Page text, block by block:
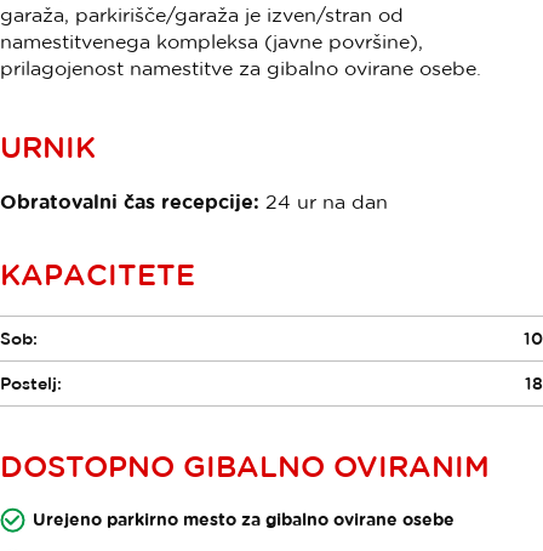
garaža, parkirišče/garaža je izven/stran od
namestitvenega kompleksa (javne površine),
prilagojenost namestitve za gibalno ovirane osebe.
URNIK
Obratovalni čas recepcije: 24 ur na dan
KAPACITETE
Sob: 10
Postelj: 18
DOSTOPNO GIBALNO OVIRANIM
Urejeno parkirno mesto za gibalno ovirane osebe